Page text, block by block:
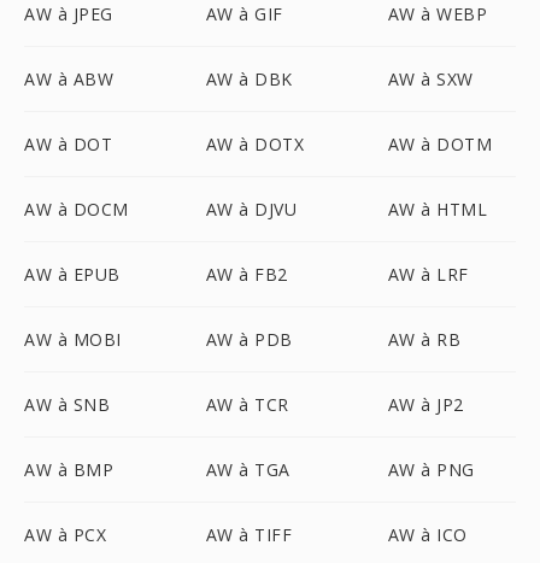
AW à JPEG AW à GIF AW à WEBP
AW à ABW AW à DBK AW à SXW
AW à DOT AW à DOTX AW à DOTM
AW à DOCM AW à DJVU AW à HTML
AW à EPUB AW à FB2 AW à LRF
AW à MOBI AW à PDB AW à RB
AW à SNB AW à TCR AW à JP2
AW à BMP AW à TGA AW à PNG
AW à PCX AW à TIFF AW à ICO